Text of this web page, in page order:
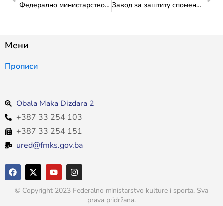
Федерално министарство културе и спорта: Састанак министрице Влаисављевић и представника спортских друштава „Босна“, „Жељезничар“ и „Напредак“
Завод за заштиту споменика: Радови санације Хасан Кјафијине медресе и турбета у Прусцу
Мени
Прописи
Obala Maka Dizdara 2
+387 33 254 103
+387 33 254 151
ured@fmks.gov.ba
© Copyright 2023 Federalno ministarstvo kulture i sporta. Sva
prava pridržana.